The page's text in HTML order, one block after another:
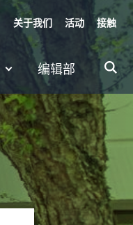
编辑部
关于我们 活动 接触